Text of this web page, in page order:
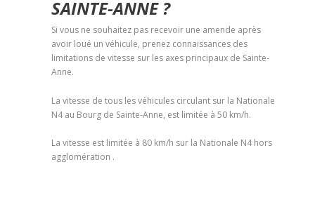
SAINTE-ANNE ?
Si vous ne souhaitez pas recevoir une amende après
avoir loué un véhicule, prenez connaissances des
limitations de vitesse sur les axes principaux de Sainte-
Anne.
La vitesse de tous les véhicules circulant sur la Nationale
N4 au Bourg de Sainte-Anne, est limitée à 50 km/h.
La vitesse est limitée à 80 km/h sur la Nationale N4 hors
agglomération .